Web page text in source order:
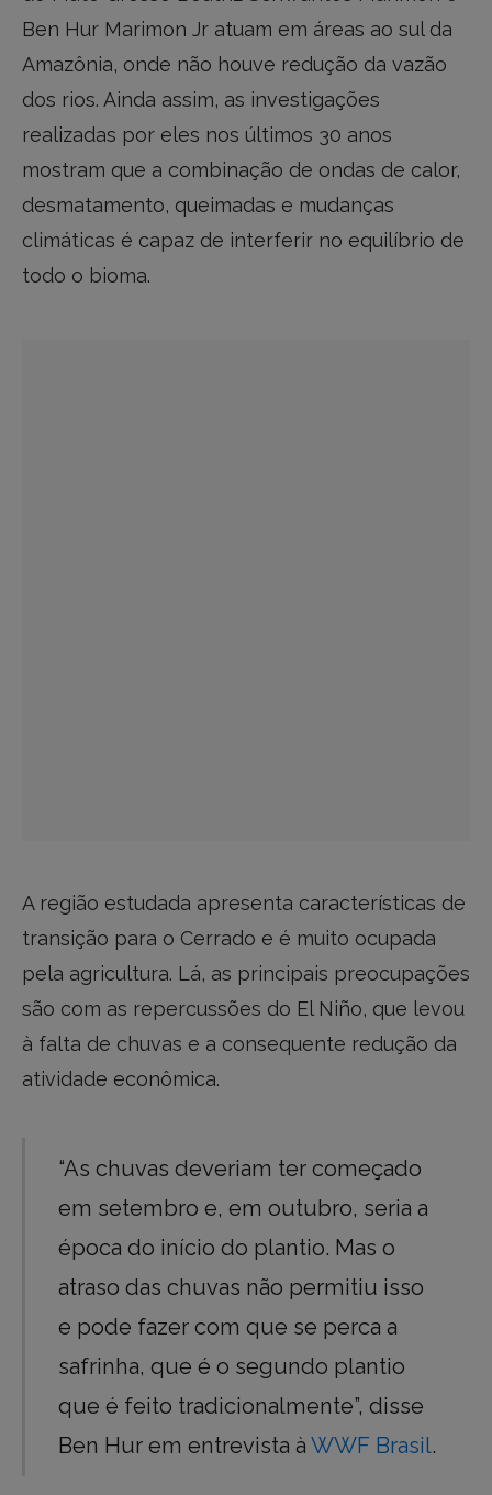
Ben Hur Marimon Jr atuam em áreas ao sul da
Amazônia, onde não houve redução da vazão
dos rios. Ainda assim, as investigações
realizadas por eles nos últimos 30 anos
mostram que a combinação de ondas de calor,
desmatamento, queimadas e mudanças
climáticas é capaz de interferir no equilíbrio de
todo o bioma.
A região estudada apresenta características de
transição para o Cerrado e é muito ocupada
pela agricultura. Lá, as principais preocupações
são com as repercussões do El Niño, que levou
à falta de chuvas e a consequente redução da
atividade econômica.
“As chuvas deveriam ter começado
em setembro e, em outubro, seria a
época do início do plantio. Mas o
atraso das chuvas não permitiu isso
e pode fazer com que se perca a
safrinha, que é o segundo plantio
que é feito tradicionalmente”, disse
Ben Hur em entrevista àWWF Brasil.